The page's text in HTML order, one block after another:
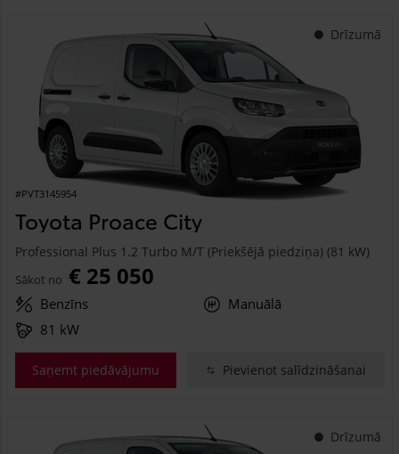
Drīzumā
#PVT3145954
Toyota Proace City
Professional Plus 1.2 Turbo M/T (Priekšējā piedziņa) (81 kW)
Sākot no € 25 050
Benzīns
Manuālā
81 kW
Saņemt piedāvājumu Pievienot salīdzināšanai
Drīzumā